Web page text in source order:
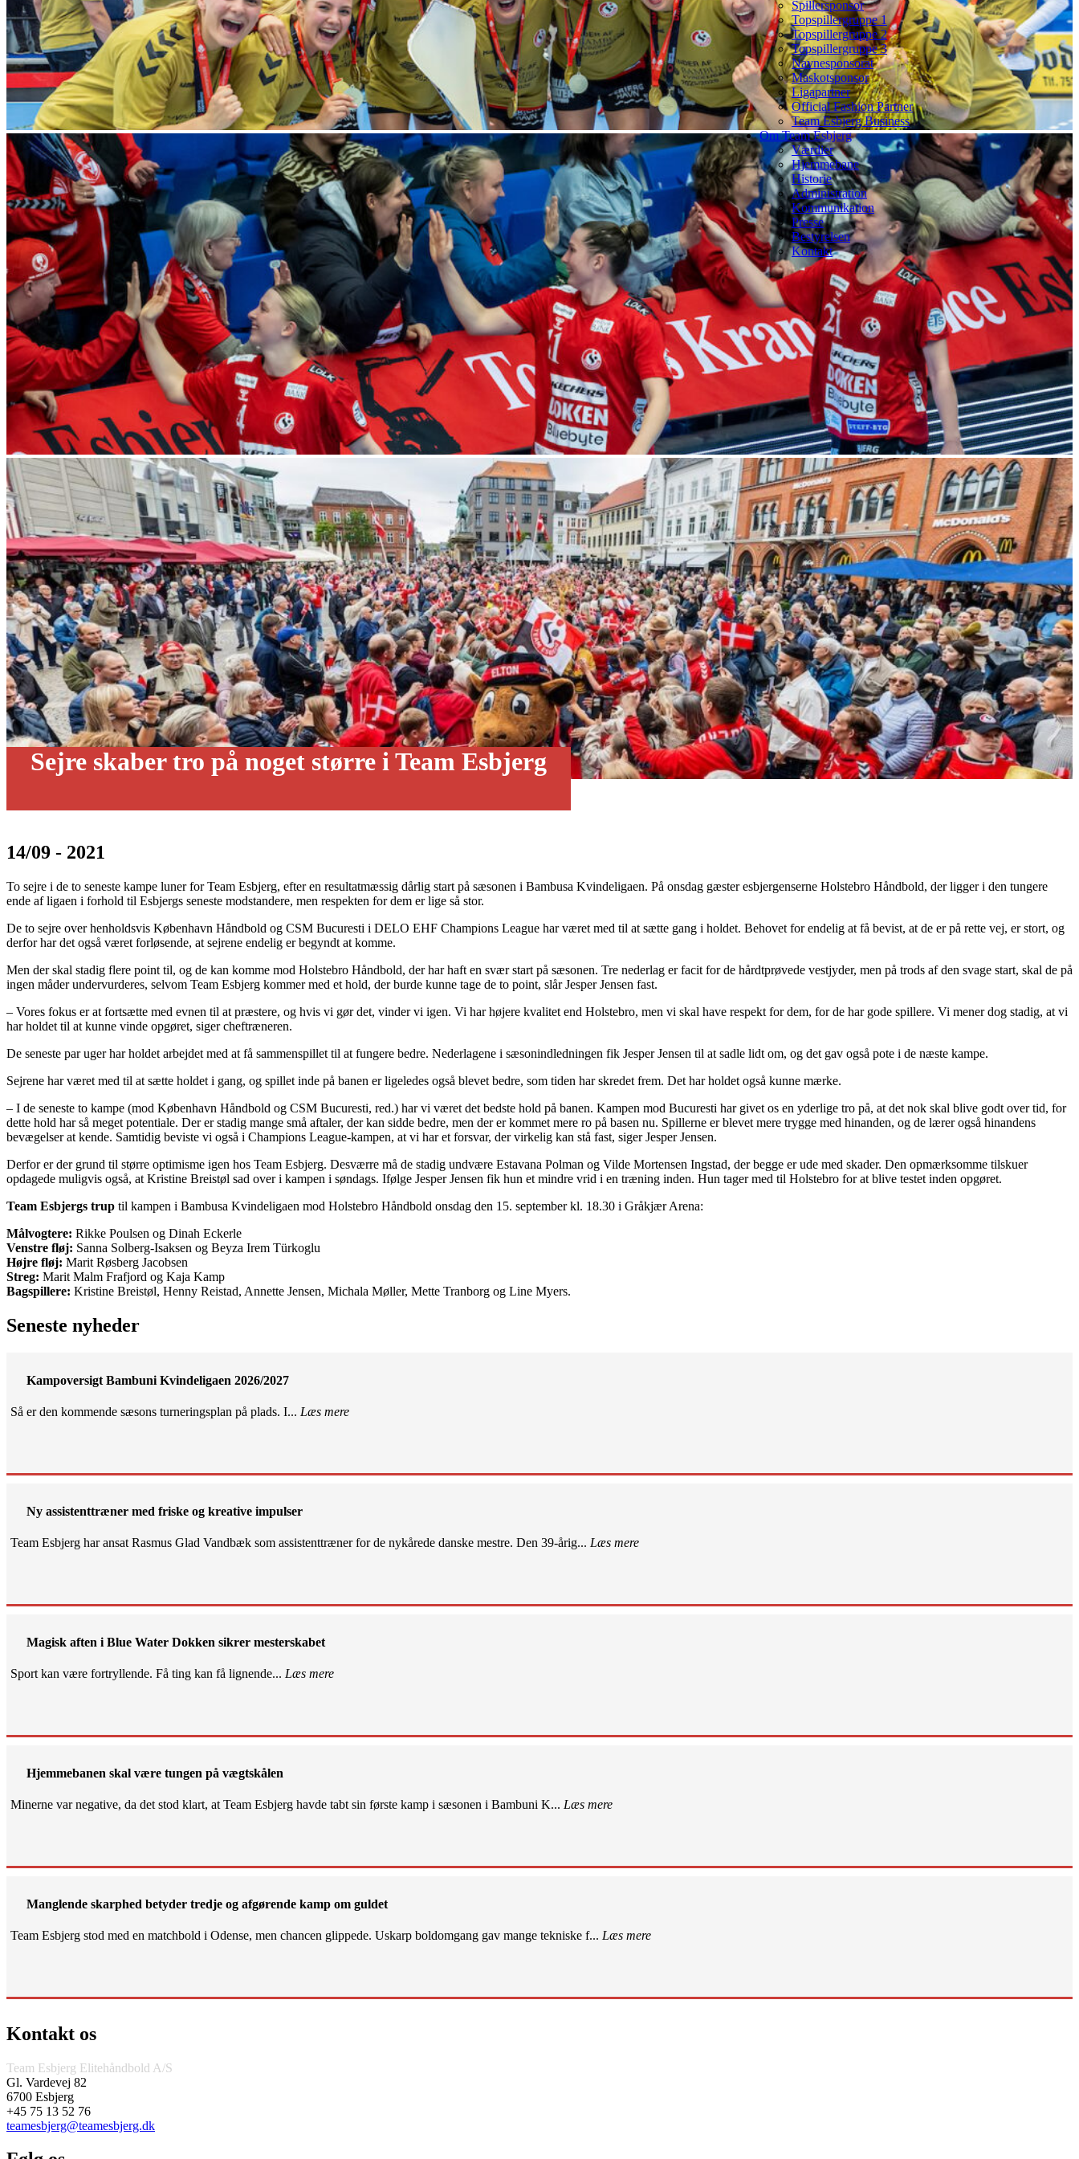
Spillersponsor
Topspillergruppe 1
Topspillergruppe 2
Topspillergruppe 3
Navnesponsorat
Maskotsponsor
Ligapartner
Official Fashion Partner
Team Esbjerg Business
Om Team Esbjerg
Værdier
Hjemmebane
Historie
Administration
Kommunikation
Presse
Bestyrelsen
Kontakt
Sejre skaber tro på noget større i Team Esbjerg
14/09 - 2021
To sejre i de to seneste kampe luner for Team Esbjerg, efter en resultatmæssig dårlig start på sæsonen i Bambusa Kvindeligaen. På onsdag gæster esbjergenserne Holstebro Håndbold, der ligger i den tungere
ende af ligaen i forhold til Esbjergs seneste modstandere, men respekten for dem er lige så stor.
De to sejre over henholdsvis København Håndbold og CSM Bucuresti i DELO EHF Champions League har været med til at sætte gang i holdet. Behovet for endelig at få bevist, at de er på rette vej, er stort, og
derfor har det også været forløsende, at sejrene endelig er begyndt at komme.
Men der skal stadig flere point til, og de kan komme mod Holstebro Håndbold, der har haft en svær start på sæsonen. Tre nederlag er facit for de hårdtprøvede vestjyder, men på trods af den svage start, skal de på
ingen måder undervurderes, selvom Team Esbjerg kommer med et hold, der burde kunne tage de to point, slår Jesper Jensen fast.
– Vores fokus er at fortsætte med evnen til at præstere, og hvis vi gør det, vinder vi igen. Vi har højere kvalitet end Holstebro, men vi skal have respekt for dem, for de har gode spillere. Vi mener dog stadig, at vi
har holdet til at kunne vinde opgøret, siger cheftræneren.
De seneste par uger har holdet arbejdet med at få sammenspillet til at fungere bedre. Nederlagene i sæsonindledningen fik Jesper Jensen til at sadle lidt om, og det gav også pote i de næste kampe.
Sejrene har været med til at sætte holdet i gang, og spillet inde på banen er ligeledes også blevet bedre, som tiden har skredet frem. Det har holdet også kunne mærke.
– I de seneste to kampe (mod København Håndbold og CSM Bucuresti, red.) har vi været det bedste hold på banen. Kampen mod Bucuresti har givet os en yderlige tro på, at det nok skal blive godt over tid, for
dette hold har så meget potentiale. Der er stadig mange små aftaler, der kan sidde bedre, men der er kommet mere ro på basen nu. Spillerne er blevet mere trygge med hinanden, og de lærer også hinandens
bevægelser at kende. Samtidig beviste vi også i Champions League-kampen, at vi har et forsvar, der virkelig kan stå fast, siger Jesper Jensen.
Derfor er der grund til større optimisme igen hos Team Esbjerg. Desværre må de stadig undvære Estavana Polman og Vilde Mortensen Ingstad, der begge er ude med skader. Den opmærksomme tilskuer
opdagede muligvis også, at Kristine Breistøl sad over i kampen i søndags. Ifølge Jesper Jensen fik hun et mindre vrid i en træning inden. Hun tager med til Holstebro for at blive testet inden opgøret.
Team Esbjergs trup til kampen i Bambusa Kvindeligaen mod Holstebro Håndbold onsdag den 15. september kl. 18.30 i Gråkjær Arena:
Målvogtere: Rikke Poulsen og Dinah Eckerle
Venstre fløj: Sanna Solberg-Isaksen og Beyza Irem Türkoglu
Højre fløj: Marit Røsberg Jacobsen
Streg: Marit Malm Frafjord og Kaja Kamp
Bagspillere: Kristine Breistøl, Henny Reistad, Annette Jensen, Michala Møller, Mette Tranborg og Line Myers.
Seneste nyheder
Kampoversigt Bambuni Kvindeligaen 2026/2027
Så er den kommende sæsons turneringsplan på plads. I... Læs mere
Ny assistenttræner med friske og kreative impulser
Team Esbjerg har ansat Rasmus Glad Vandbæk som assistenttræner for de nykårede danske mestre. Den 39-årig... Læs mere
Magisk aften i Blue Water Dokken sikrer mesterskabet
Sport kan være fortryllende. Få ting kan få lignende... Læs mere
Hjemmebanen skal være tungen på vægtskålen
Minerne var negative, da det stod klart, at Team Esbjerg havde tabt sin første kamp i sæsonen i Bambuni K... Læs mere
Manglende skarphed betyder tredje og afgørende kamp om guldet
Team Esbjerg stod med en matchbold i Odense, men chancen glippede. Uskarp boldomgang gav mange tekniske f... Læs mere
Kontakt os
Team Esbjerg Elitehåndbold A/S
Gl. Vardevej 82
6700 Esbjerg
+45 75 13 52 76
teamesbjerg@teamesbjerg.dk